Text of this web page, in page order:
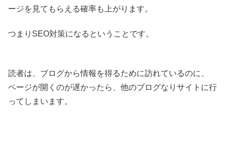
ージを見てもらえる確率も上がります。
つまりSEO対策になるということです。
読者は、ブログから情報を得るために訪れているのに、
ページが開くのが遅かったら、他のブログなりサイトに行
ってしまいます。